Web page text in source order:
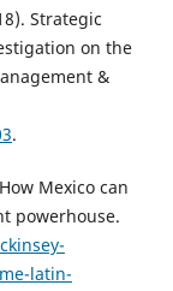
Strategic
on the
&
.
Mexico can
powerhouse.
latin-